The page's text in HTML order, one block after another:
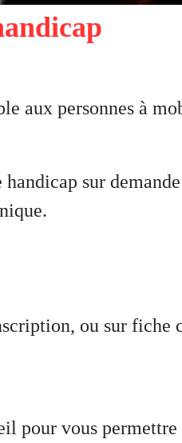
aux personnes à
sur
ou sur fiche
pour vous